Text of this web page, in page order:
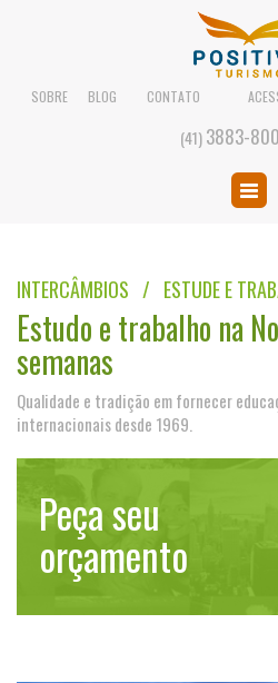
SOBRE BLOG CONTATO
(41)3883-
INTERCÂMBIOS / ESTUDE E
Estudo e trabalho na
semanas
Qualidade e tradição em fornecer
internacionais desde 1969.
Peça seu
orçamento